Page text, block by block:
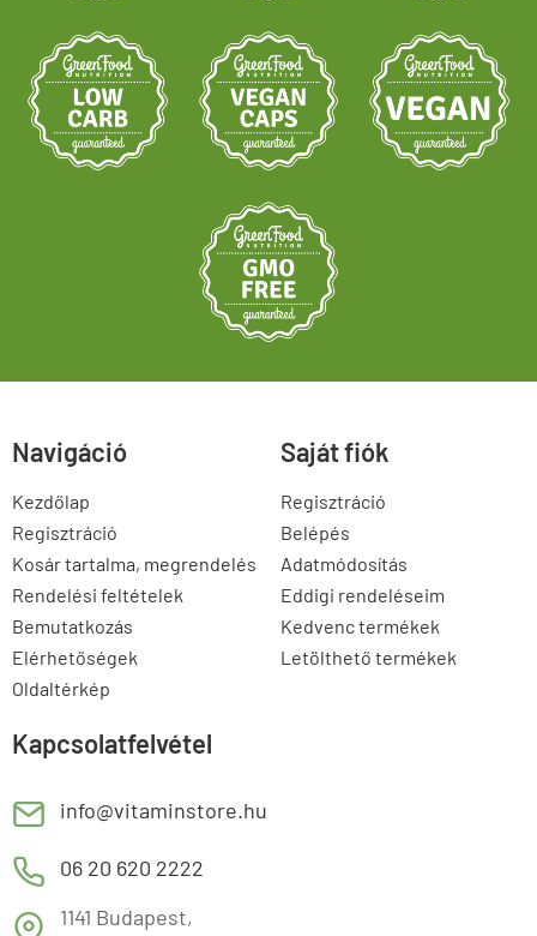
Navigáció
Kezdőlap
Regisztráció
Kosár tartalma, megrendelés
Rendelési feltételek
Bemutatkozás
Elérhetőségek
Oldaltérkép
Saját fiók
Regisztráció
Belépés
Adatmódosítás
Eddigi rendeléseim
Kedvenc termékek
Letölthető termékek
Kapcsolatfelvétel
E info@vitaminstore.hu
M 06 20 620 2222
T
1141 Budapest,